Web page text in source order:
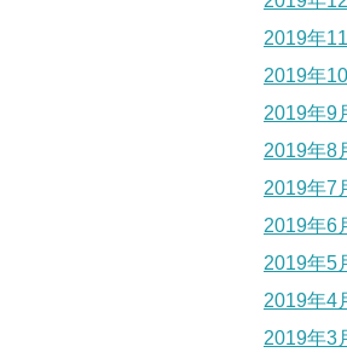
2019年
2019年
2019年9
2019年8
2019年7
2019年6
2019年5
2019年4
2019年3